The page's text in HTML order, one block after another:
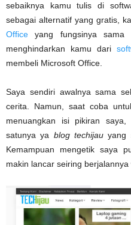
sebaiknya kamu tulis di
sebagai alternatif yang gratis,
Office yang fungsinya sama
menghindarkan kamu dari
membeli Microsoft Office.
Saya sendiri awalnya sama
cerita. Namun, saat coba
menuangkan isi pikiran
satunya ya blog techijau yang
Kemampuan mengetik saya
makin lancar seiring berjalannya